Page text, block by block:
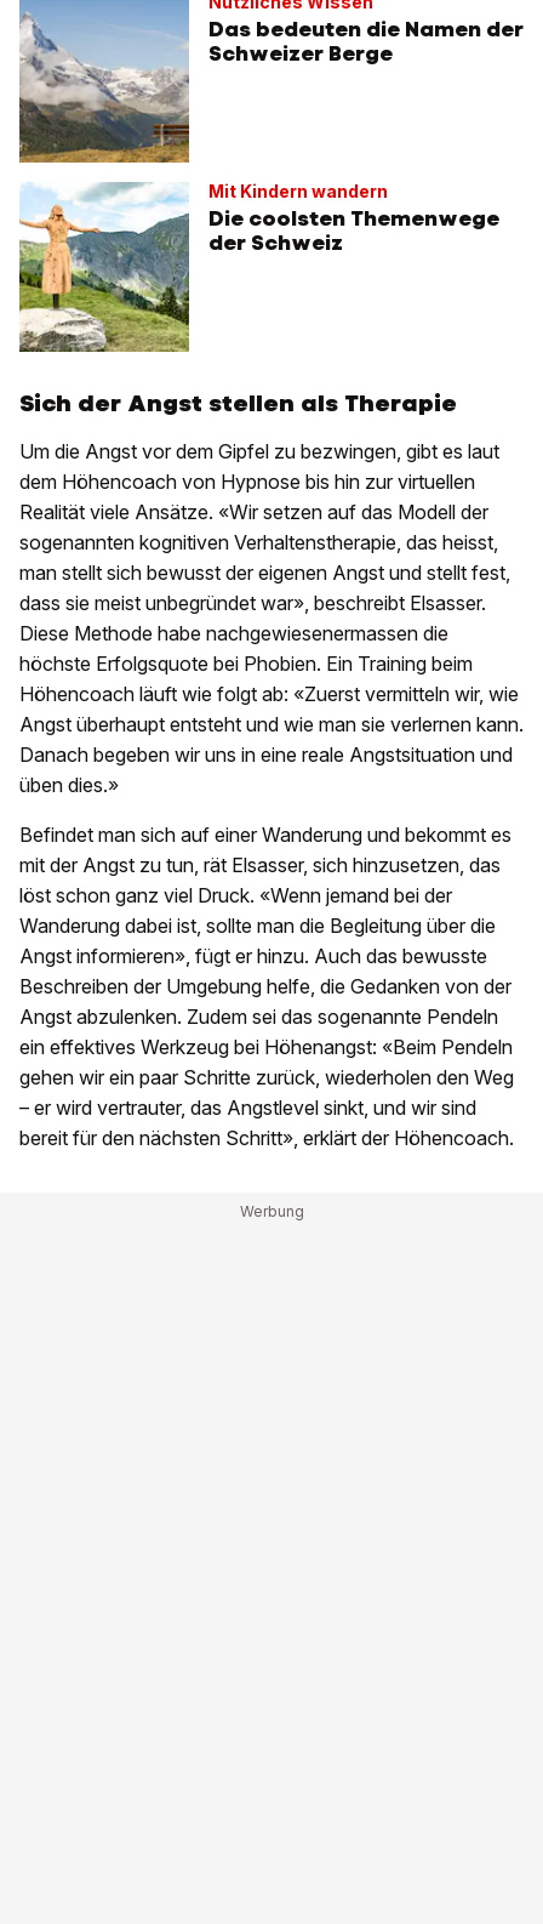
Das bedeuten die Namen der
Schweizer Berge
Mit Kindern wandern
Die coolsten Themenwege
der Schweiz
Sich der Angst stellen als Therapie
Um die Angst vor dem Gipfel zu bezwingen, gibt es laut
dem Höhencoach von Hypnose bis hin zur virtuellen
Realität viele Ansätze. «Wir setzen auf das Modell der
sogenannten kognitiven Verhaltenstherapie, das heisst,
man stellt sich bewusst der eigenen Angst und stellt fest,
dass sie meist unbegründet war», beschreibt Elsasser.
Diese Methode habe nachgewiesenermassen die
höchste Erfolgsquote bei Phobien. Ein Training beim
Höhencoach läuft wie folgt ab: «Zuerst vermitteln wir, wie
Angst überhaupt entsteht und wie man sie verlernen kann.
Danach begeben wir uns in eine reale Angstsituation und
üben dies.»
Befindet man sich auf einer Wanderung und bekommt es
mit der Angst zu tun, rät Elsasser, sich hinzusetzen, das
löst schon ganz viel Druck. «Wenn jemand bei der
Wanderung dabei ist, sollte man die Begleitung über die
Angst informieren», fügt er hinzu. Auch das bewusste
Beschreiben der Umgebung helfe, die Gedanken von der
Angst abzulenken. Zudem sei das sogenannte Pendeln
ein effektives Werkzeug bei Höhenangst: «Beim Pendeln
gehen wir ein paar Schritte zurück, wiederholen den Weg
– er wird vertrauter, das Angstlevel sinkt, und wir sind
bereit für den nächsten Schritt», erklärt der Höhencoach.